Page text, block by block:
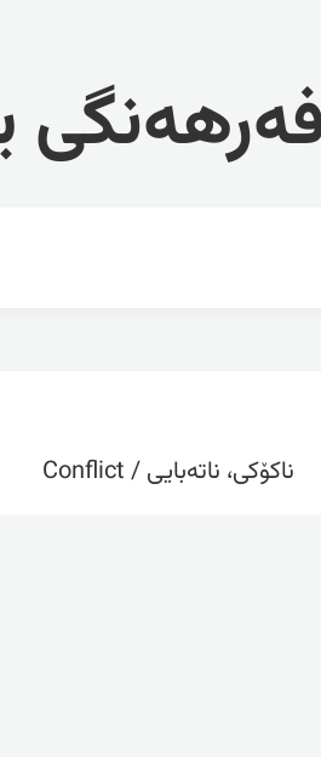
ناکۆکی، ناتەبایی / Conflict